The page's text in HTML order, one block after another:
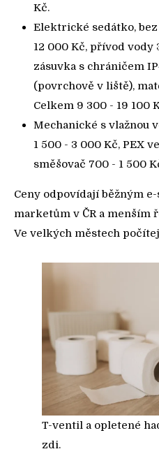
Kč.
Elektrické sedátko,
12 000 Kč, přívod
zásuvka s chráničem
(povrchově v liště),
Celkem 9 300 - 19 100
Mechanické s vlažnou
1 500 - 3 000 Kč, PEX
směšovač 700 - 1 500
Ceny odpovídají běžným
marketům v ČR a menším
Ve velkých městech
T-ventil a opletené
zdi.